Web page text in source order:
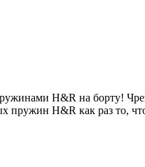
H&R на борту!
пружин H&R как раз то,